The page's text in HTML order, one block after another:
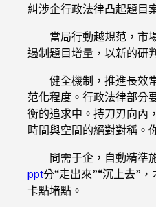
糾涉企行政法律凸起題目
當局行動越規范，市
遏制題目增量，以新的研
健全機制，推進長效
范化程度。行政法律部分
衡的追求中。持刀刃向內
時間與空間的絕對對稱。
問需于企，自動精準
ppt分“走出來”“沉上去”
卡點堵點。